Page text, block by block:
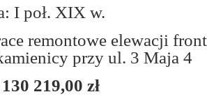
I poł. XIX w.
remontowe elewacji
przy ul. 3 Maja 4
130 219,00 zł